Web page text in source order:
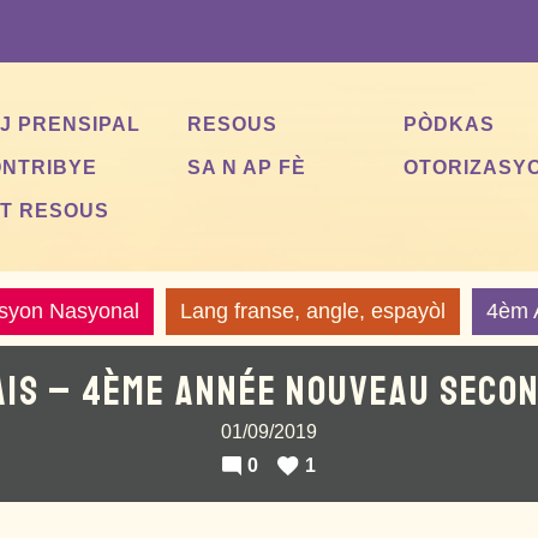
PRENSIPAL RESOUS
PÒDKAS
SA N AP FÈ
RESOUS
Nasyonal Lang franse, angle, espayòl 4èm
– 4ÈME ANNÉE NOUVEAU
01/09/2019
0 1